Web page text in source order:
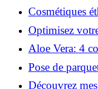
questions clés
Cosmétiques
routine beauté!
Optimisez
rampant à
Aloe Vera: 4
parfait!
Pose de
pour un sol
Découvrez